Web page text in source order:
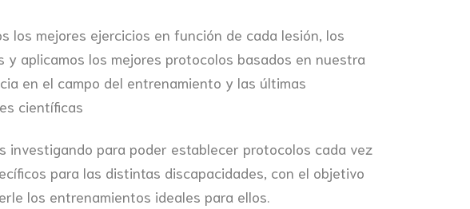
los mejores ejercicios en función de cada lesión, los
y aplicamos los mejores protocolos basados en nuestra
en el campo del entrenamiento y las últimas
científicas
investigando para poder establecer protocolos cada vez
para las distintas discapacidades, con el objetivo
los entrenamientos ideales para ellos.